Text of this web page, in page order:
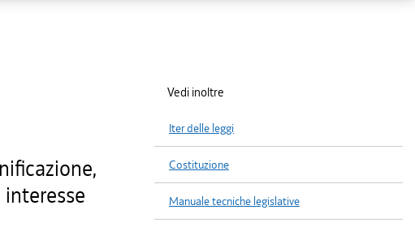
Vedi inoltre
Iter delle leggi
Costituzione
Manuale tecniche legislative